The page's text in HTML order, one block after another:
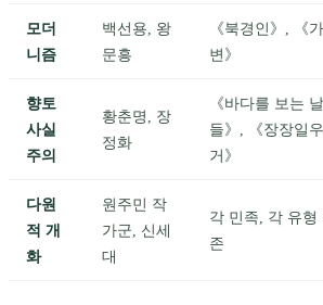
모더
니즘
백선용, 왕
문흥
《북경인》, 《가
변》
향토
사실
주의
황춘명, 장
정화
《바다를 보는 날
들》, 《장장일우
거》
다원
적 개
화
원주민 작
가군, 신세
대
각 민족, 각 유형
존